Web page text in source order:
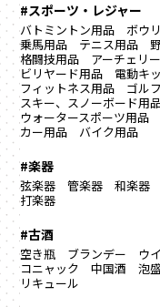
#スポーツ・レジャー
バトミントン用品 ボウ
乗馬用品
テニス用品
格闘技用品
アーチェリ
ビリヤード用品
電動キ
フィットネス用品
ゴル
スキー、スノーボード用
ウォータースポーツ用品
カー用品
バイク用品
#楽器
弦楽器 管楽器 和楽器
打楽器
#古酒
空き瓶 ブランデー ウ
コニャック
中国酒 泡
リキュール